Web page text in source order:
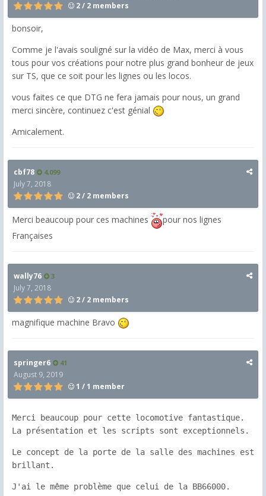
2 / 2 members
bonsoir,
Comme je l'avais souligné sur la vidéo de Max, merci à vous
tous pour vos créations pour notre plus grand bonheur de jeux
sur TS, que ce soit pour les lignes ou les locos.
vous faites ce que DTG ne fera jamais pour nous, un grand
merci sincère, continuez c'est génial
Amicalement.
cbf78 4,099
July 7, 2018
2 / 2 members
Merci beaucoup pour ces machines
pour nos lignes
Françaises
wally76 3
July 7, 2018
2 / 2 members
magnifique machine Bravo
springer6 41
August 9, 2019
1 / 1 member
Merci beaucoup pour cette locomotive fantastique.
La présentation et les scripts sont exceptionnels.
Le concept de la porte de la salle des machines est
brillant.
J'ai le même problème que celui de la BB66000.